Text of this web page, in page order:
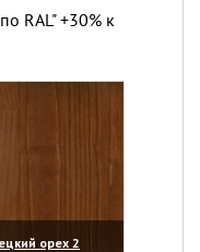
RAL" +30% к
орех 2